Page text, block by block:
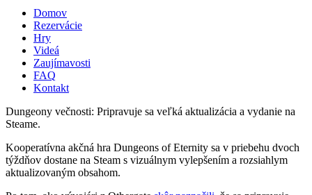
Domov
Rezervácie
Hry
Videá
Zaujímavosti
FAQ
Kontakt
Dungeony večnosti: Pripravuje sa veľká aktualizácia a vydanie na
Steame.
Kooperatívna akčná hra Dungeons of Eternity sa v priebehu dvoch
týždňov dostane na Steam s vizuálnym vylepšením a rozsiahlym
aktualizovaným obsahom.